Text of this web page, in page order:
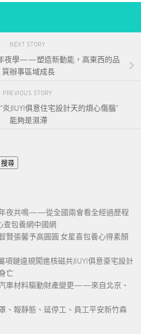
NEXT STORY
夜學——塑造新動能，高東西的品
質辦事區域成長
PREVIOUS STORY
JIUYI俱意住宅設計天的煩心傷腦”
能夠是濕滯
搜尋
夜共鳴——從全國兩會看全經過歷程
查包養網中國網
賢張馨予高圓圓 女星喜包養心得素顏
項鏈違規闖進核磁共JIUYI俱意豪宅設計
亡
汽車材料驅動財產變更——來自北京、
、報靜態、延停工、員工平安新竹森